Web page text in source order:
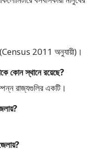
(Census 2011 অনুযায়ী)।
কোন স্থানে রয়েছে?
রাজ্যগুলির একটি।